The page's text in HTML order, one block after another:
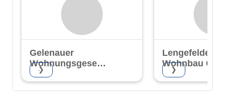
Gelenauer
Wohnungsgesellschaft
mbH
❯
Lengefelder
Wohnbau
❯